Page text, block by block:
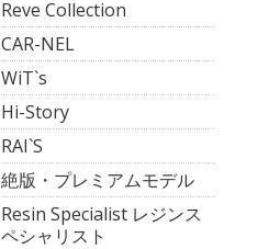
Reve Collection
CAR-NEL
WiT`s
Hi-Story
RAI`S
絶版・プレミアムモデル
Resin Specialist レジンス
ペシャリスト